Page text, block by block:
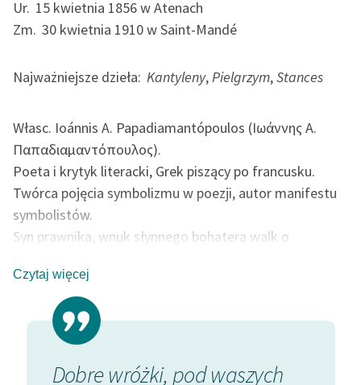
feministycznej
Kolekcje edukacyjne
do domeny publicznej,
lektur szkolnych oraz
Starego Testamentu
Odkurzamy bohaterów
Szkoła Poezji Wolnych
Lektur
O nas
Kontakt
O projekcie
Ur. 15 kwietnia 1856 w Atenach
Zm. 30 kwietnia 1910 w Saint-Mandé
Najważniejsze dzieła: Kantyleny,Pielgrzym,Stances
Własc. Ioánnis A. Papadiamantópoulos (Ιωάννης Α.
Παπαδιαμαντόπουλος).
Poeta i krytyk literacki, Grek piszący po francusku.
Twórca pojęcia symbolizmu w poezji, autor manifestu
symbolistów.
Syn prawnika, wnuk słynnego bohatera walk o
prawo na Sorbonie w Paryżu, gdzie szybko stał się
ważną postacią cyganerii artystycznej. Jego poezja
wyraża nastroje dekadenckie, utwory debiutanckie
pozostają pod wpływem twórczości Baudelaire'a i
Verlaine'a.
Czytaj więcej
Dobre wróżki, pod waszych